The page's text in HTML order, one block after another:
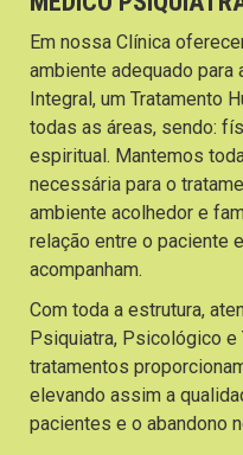
Em nossa Clínica
ambiente adequado para
Integral, um Tratamento
todas as áreas, sendo:
espiritual. Mantemos
necessária para o
ambiente acolhedor e
relação entre o paciente
acompanham.
Com toda a estrutura,
Psiquiatra, Psicológico e
tratamentos
elevando assim a
pacientes e o abandono